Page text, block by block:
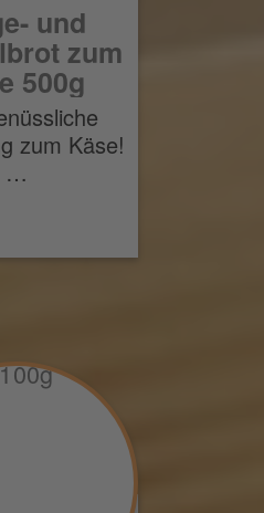
und
zum
500g
zum Käse!
…